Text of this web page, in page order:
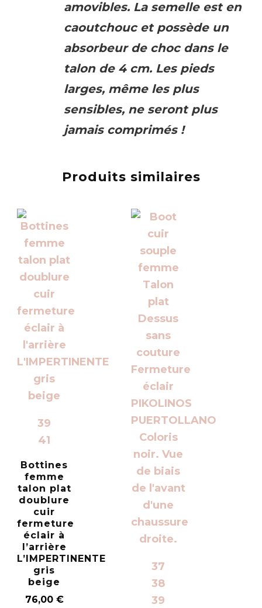
amovibles. La semelle est en
caoutchouc et possède un
absorbeur de choc dans le
talon de 4 cm. Les pieds
larges, même les plus
sensibles, ne seront plus
jamais comprimés !
Produits similaires
39
41
Bottines
femme
talon plat
doublure
cuir
fermeture
éclair à
l’arrière
L’IMPERTINENTE
gris
beige
76,00 €
37
38
39